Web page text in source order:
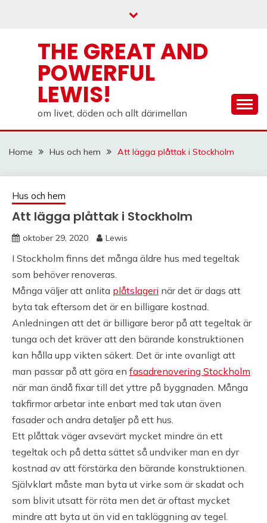
THE GREAT AND
POWERFUL
LEWIS!
om livet, döden och allt därimellan
Home Hus och hem Att lägga plåttak i Stockholm
Hus och hem
Att lägga plåttak i Stockholm
oktober 29, 2020 Lewis
I Stockholm finns det många äldre hus med tegeltak
som behöver renoveras.
Många väljer att anlita plåtslageri när det är dags att
byta tak eftersom det är en billigare kostnad.
Anledningen att det är billigare beror på att tegeltak är
tunga och det kräver att den bärande konstruktionen
kan hålla upp vikten säkert. Det är inte ovanligt att
man passar på att göra en fasadrenovering Stockholm
när man ändå fixar till det yttre på byggnaden. Många
takfirmor arbetar inte enbart med tak utan även
fasader och andra detaljer på ett hus.
Ett plåttak väger avsevärt mycket mindre än ett
tegeltak och på detta sättet så undviker man en dyr
kostnad av att förstärka den bärande konstruktionen.
Självklart måste man byta ut virke som är skadat och
som blivit utsatt för röta men det är oftast mycket
mindre att byta ut än vid en takläggning av tegel.